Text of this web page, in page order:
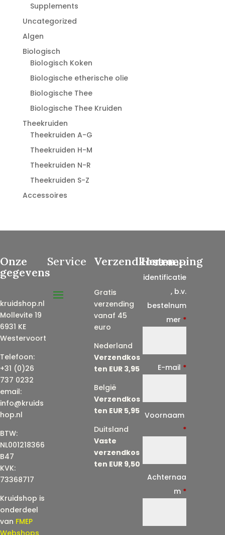
Supplements
Uncategorized
Algen
Biologisch
Biologisch Koken
Biologische etherische olie
Biologische Thee
Biologische Thee Kruiden
Theekruiden
Theekruiden A-G
Theekruiden H-M
Theekruiden N-R
Theekruiden S-Z
Accessoires
Onze
gegevens
kruidshop.nl
Mollevite 19
6931 KE
Westervoort
Telefoon:
+31 (0)26
737 0232
email:
info@kruids
hop.nl
BTW:
NL001218366
B47
KVK:
73368717
Kruidshop is
onderdeel
van FMEP
Webshops
Service Verzendkosten
Gratis
verzending
vanaf 45
euro
Nederland
Verzendkos
ten EUR 3,95
België
Verzendkos
ten EUR 5,95
Duitsland
Vaste
verzendkos
ten EUR 9,50
Herroeping
Contract
identificatie
, b.v.
bestelnum
mer *
E-mail *
Voornaam
*
Achternaa
m *